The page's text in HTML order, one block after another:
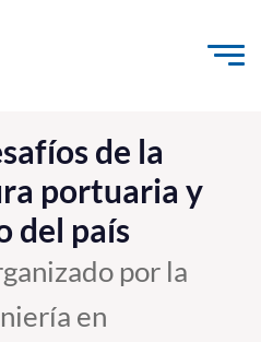
contenido
Innovación
de la
portuaria y
del país
por la
en